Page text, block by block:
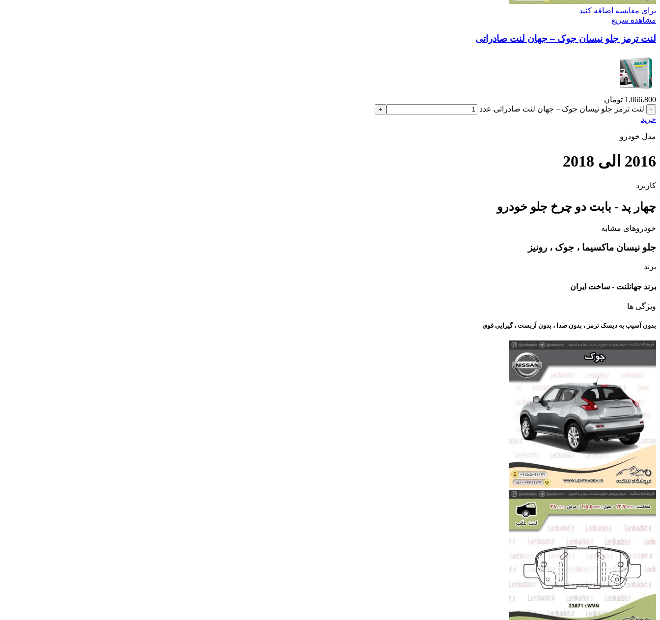
برای مقایسه اضافه کنید
مشاهده سریع
لنت ترمز جلو نیسان جوک – جهان لنت صادراتی
1.066.800 تومان
لنت ترمز جلو نیسان جوک – جهان لنت صادراتی عدد
خرید
مدل خودرو
2016 الی 2018
کاربرد
چهار پد - بابت دو چرخ جلو خودرو
خودروهای مشابه
جلو نیسان ماکسیما ، جوک ، رونیز
برند
برند جهانلنت - ساخت ایران
ویژگی ها
بدون آسیب به دیسک ترمز ، بدون صدا ، بدون آزبست ، گیرایی قوی​